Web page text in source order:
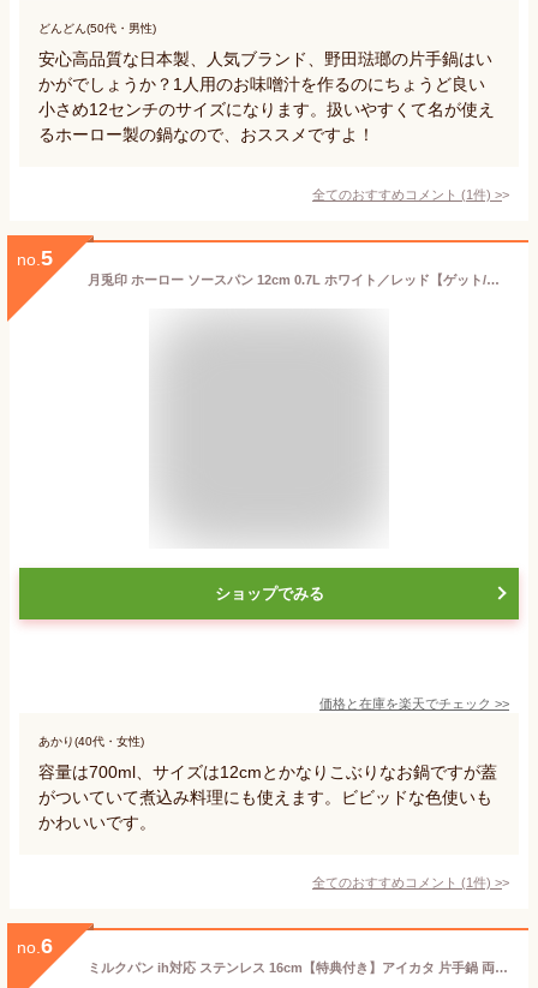
どんどん(50代・男性)
安心高品質な日本製、人気ブランド、野田琺瑯の片手鍋はい
かがでしょうか？1人用のお味噌汁を作るのにちょうど良い
小さめ12センチのサイズになります。扱いやすくて名が使え
るホーロー製の鍋なので、おススメですよ！
全てのおすすめコメント (1件) >
no. 5
月兎印 ホーロー ソースパン 12cm 0.7L ホワイト／レッド【ゲット/野田琺瑯/片手鍋/ホーロー鍋/琺瑯鍋/ほうろう/レトロ/ミニ/蓋付き/フタ付き/小鍋/小型/調理器具/離乳食/日本製/送料無料/あす楽】
ショップでみる
価格と在庫を楽天でチェック >>
あかり(40代・女性)
容量は700ml、サイズは12cmとかなりこぶりなお鍋ですが蓋
がついていて煮込み料理にも使えます。ビビッドな色使いも
かわいいです。
全てのおすすめコメント (1件) >
no. 6
ミルクパン ih対応 ステンレス 16cm【特典付き】アイカタ 片手鍋 両口ステンレス ih ガス火 ステンレス鍋 鍋 綺麗 使いやすい スープ おしゃれ 両口鍋 ガス 注ぎ口付き 天然木 オール熱源対応 結婚祝い 引っ越し祝い シンプル 一人暮らし ホットミルク【P10倍 送料無料】